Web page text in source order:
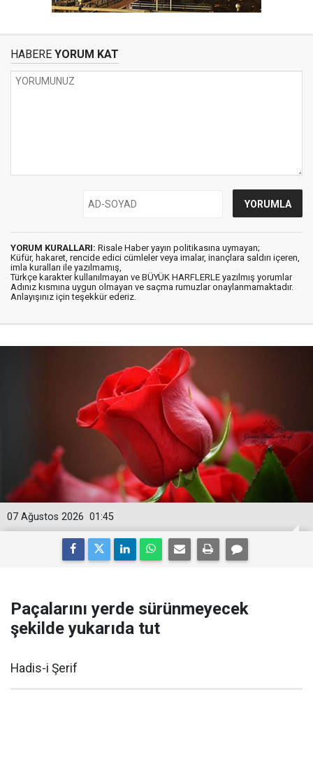
HABERE YORUM KAT
YORUM KURALLARI: Risale Haber yayın politikasına uymayan;
Küfür, hakaret, rencide edici cümleler veya imalar, inançlara saldırı içeren,
imla kuralları ile yazılmamış,
Türkçe karakter kullanılmayan ve BÜYÜK HARFLERLE yazılmış yorumlar
Adınız kısmına uygun olmayan ve saçma rumuzlar onaylanmamaktadır.
Anlayışınız için teşekkür ederiz.
01:45
07 Ağustos 2026
Paçalarını yerde sürünmeyecek
şekilde yukarıda tut
Hadis-i Şerif